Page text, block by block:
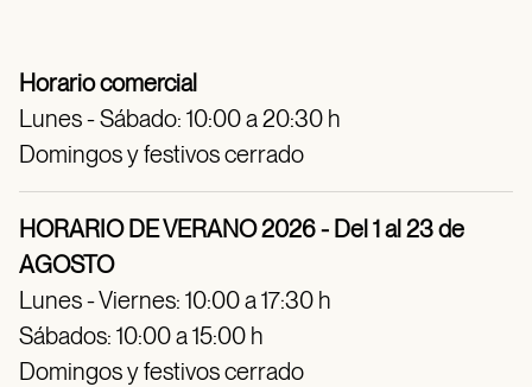
Horario comercial
Lunes - Sábado: 10:00 a 20:30 h
Domingos y festivos cerrado
HORARIO DE VERANO 2026 - Del 1 al 23 de
AGOSTO
Lunes - Viernes: 10:00 a 17:30 h
Sábados: 10:00 a 15:00 h
Domingos y festivos cerrado